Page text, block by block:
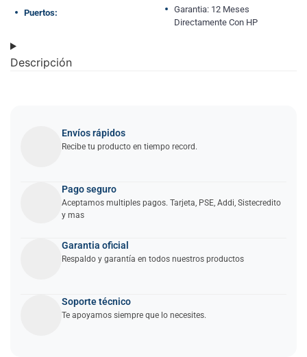
Puertos:
Garantia: 12 Meses
Directamente Con HP
Descripción
Envíos rápidos
Recibe tu producto en tiempo record.
Pago seguro
Aceptamos multiples pagos. Tarjeta, PSE, Addi, Sistecredito
y mas
Garantia oficial
Respaldo y garantía en todos nuestros productos
Soporte técnico
Te apoyamos siempre que lo necesites.